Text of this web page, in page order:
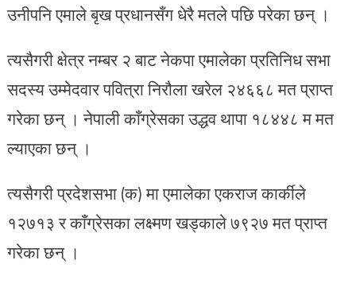
उनीपनि एमाले बृख प्रधानसँग धेरै मतले पछि परेका छन् ।
त्यसैगरी क्षेत्र नम्बर २ बाट नेकपा एमालेका प्रतिनिध सभा
सदस्य उम्मेदवार पवित्रा निरौला खरेल २४६६८ मत प्राप्त
गरेका छन् । नेपाली काँग्रेसका उद्धव थापा १८४४८ म मत
ल्याएका छन् ।
त्यसैगरी प्रदेशसभा (क) मा एमालेका एकराज कार्कीले
१२७१३ र काँग्रेसका लक्ष्मण खड्काले ७९२७ मत प्राप्त
गरेका छन् ।